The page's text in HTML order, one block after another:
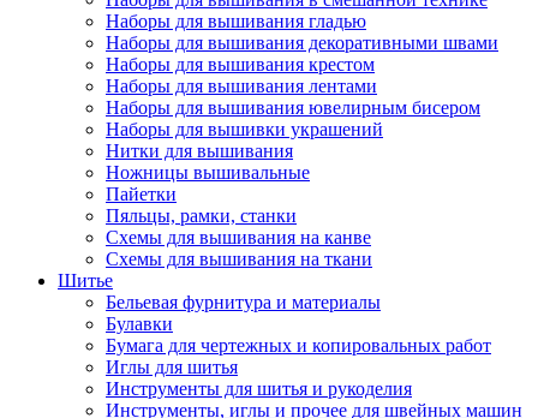
Наборы для вышивания гладью
Наборы для вышивания декоративными швами
Наборы для вышивания крестом
Наборы для вышивания лентами
Наборы для вышивания ювелирным бисером
Наборы для вышивки украшений
Нитки для вышивания
Ножницы вышивальные
Пайетки
Пяльцы, рамки, станки
Схемы для вышивания на канве
Схемы для вышивания на ткани
Шитье
Бельевая фурнитура и материалы
Булавки
Бумага для чертежных и копировальных работ
Иглы для шитья
Инструменты для шитья и рукоделия
Инструменты, иглы и прочее для швейных машин